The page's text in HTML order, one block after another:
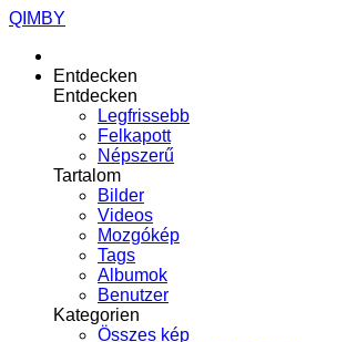
QIMBY
Entdecken
Entdecken
Legfrissebb
Felkapott
Népszerű
Tartalom
Bilder
Videos
Mozgókép
Tags
Albumok
Benutzer
Kategorien
Összes kép